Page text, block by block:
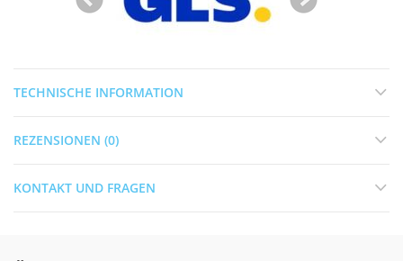
TECHNISCHE INFORMATION
REZENSIONEN (0)
KONTAKT UND FRAGEN